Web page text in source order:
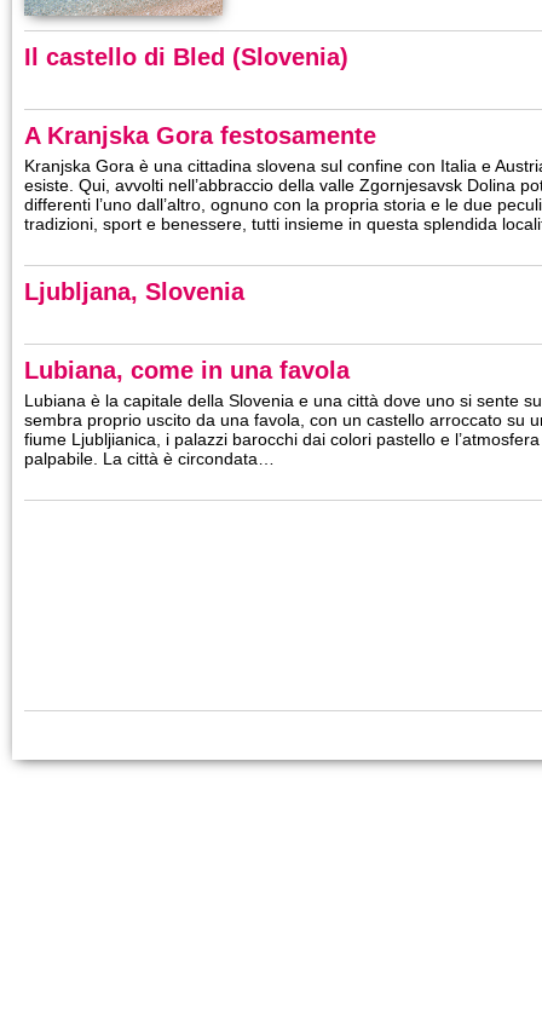
Il castello di Bled (Slovenia)
A Kranjska Gora festosamente
Kranjska Gora è una cittadina slovena sul confine con Italia e
esiste. Qui, avvolti nell’abbraccio della valle Zgornjesavsk Dolina
differenti l’uno dall’altro, ognuno con la propria storia e le due
tradizioni, sport e benessere, tutti insieme in questa splendida
Ljubljana, Slovenia
Lubiana, come in una favola
Lubiana è la capitale della Slovenia e una città dove uno si sente
sembra proprio uscito da una favola, con un castello arroccato su
fiume Ljubljianica, i palazzi barocchi dai colori pastello e
palpabile. La città è circondata…